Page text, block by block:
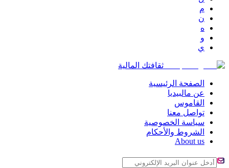
م
ن
ه
و
ي
ثقافتك المالية
الصفحة الرئيسية
عن مالبيديا
القاموس
تواصل معنا
سياسة الخصوصية
الشروط والأحكام
About us